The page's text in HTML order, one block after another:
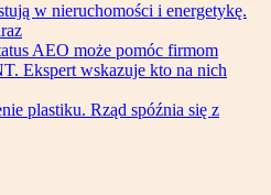
w nieruchomości i energetykę.
AEO może pomóc firmom
Ekspert wskazuje kto na nich
plastiku. Rząd spóźnia się z